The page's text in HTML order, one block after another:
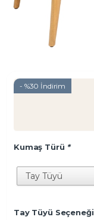
- %30 İndirim
Kumaş Türü *
Tay Tüyü Seçeneği